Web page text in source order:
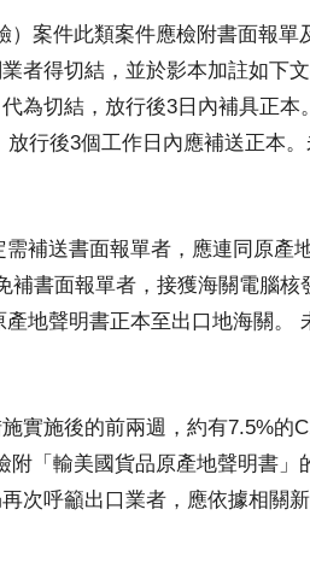
）案件此類案件應檢附書面報單
者得切結，並於影本加註如下
為切結，放行後3日內補具正本
行後3個工作日內應補送正本
補送書面報單者，應連同原產
補書面報單者，接獲海關電腦核
地聲明書正本至出口地海關。
實施後的前兩週，約有7.5%的
附「輸美國貨品原產地聲明書」
次呼籲出口業者，應依據相關